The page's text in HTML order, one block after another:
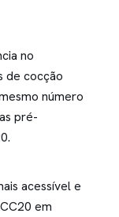
no
de cocção
número
pré-
acessível e
em